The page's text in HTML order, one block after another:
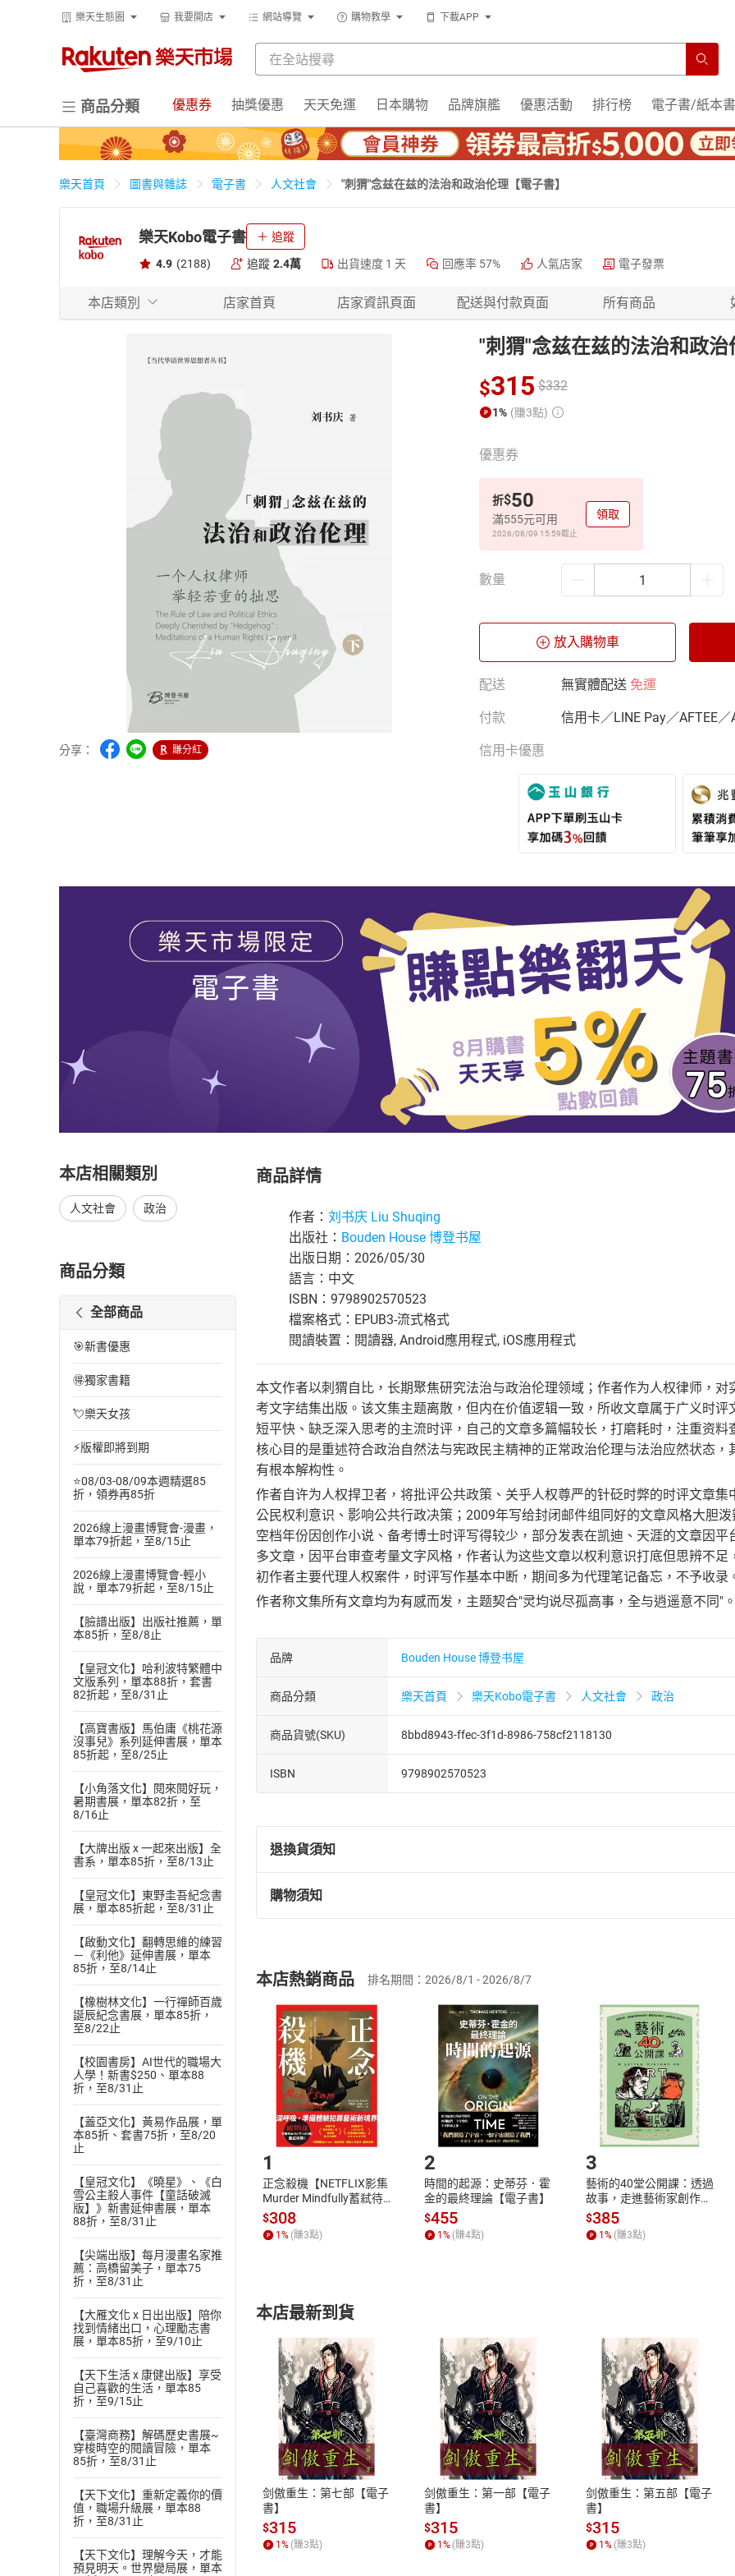
樂天生態圈 我要開店 網站導覽 購物教學 下載APP
商品分類 優惠券 抽獎優惠 天天免運 日本購物 品牌旗艦 優惠活動 排行榜 電子書/紙本書
樂天首頁 圖書與雜誌 電子書 人文社會 "刺猬"念兹在兹的法治和政治伦理【電子書】
樂天Kobo電子書 追蹤
4.9 (2188) 追蹤 2.4萬 出貨速度 1 天 回應率 57% 人氣店家 電子發票
本店類別 店家首頁 店家資訊頁面 配送與付款頁面 所有商品
分享： 賺分紅
"刺猬"念兹在兹的法治和政
$315 $332
1% (賺3點)
優惠券
折$50
滿555元可用
2026/08/09 15:59截止
領取
數量
放入購物車
配送 無實體配送 免運
付款 信用卡／LINE Pay／AFTEE／
信用卡優惠
本店相關類別
人文社會 政治
商品分類
全部商品
🎯新書優惠
🉐獨家書籍
💘樂天女孩
⚡版權即將到期
⭐08/03-08/09本週精選85
折，領券再85折
2026線上漫畫博覽會-漫畫，
單本79折起，至8/15止
2026線上漫畫博覽會-輕小
說，單本79折起，至8/15止
【臉譜出版】出版社推薦，單
本85折，至8/8止
【皇冠文化】哈利波特繁體中
文版系列，單本88折，套書
82折起，至8/31止
【高寶書版】馬伯庸《桃花源
沒事兒》系列延伸書展，單本
85折起，至8/25止
【小角落文化】閱來閱好玩，
暑期書展，單本82折，至
8/16止
【大牌出版 x 一起來出版】全
書系，單本85折，至8/13止
【皇冠文化】東野圭吾紀念書
展，單本85折起，至8/31止
【啟動文化】翻轉思維的練習
－《利他》延伸書展，單本
85折，至8/14止
【橡樹林文化】一行禪師百歲
誕辰紀念書展，單本85折，
至8/22止
【校園書房】AI世代的職場大
人學！新書$250、單本88
折，至8/31止
【蓋亞文化】黃易作品展，單
本85折、套書75折，至8/20
止
【皇冠文化】《曉星》、《白
雪公主殺人事件【童話破滅
版】》新書延伸書展，單本
88折，至8/31止
【尖端出版】每月漫畫名家推
薦：高橋留美子，單本75
折，至8/31止
【大雁文化 x 日出出版】陪你
找到情緒出口，心理勵志書
展，單本85折，至9/10止
【天下生活 x 康健出版】享受
自己喜歡的生活，單本85
折，至9/15止
【臺灣商務】解碼歷史書展~
穿梭時空的閱讀冒險，單本
85折，至8/31止
【天下文化】重新定義你的價
值，職場升級展，單本88
折，至8/31止
【天下文化】理解今天，才能
預見明天。世界變局展，單本
商品詳情
作者： 刘书庆 Liu Shuqing
出版社： Bouden House 博登书屋
出版日期：2026/05/30
語言：中文
ISBN：9798902570523
檔案格式：EPUB3-流式格式
閱讀裝置：閱讀器, Android應用程式, iOS應用程式
本文作者以刺猬自比，长期聚焦研究法治与政治伦理领域；作者作为人权律师，
考文字结集出版。该文集主题离散，但内在价值逻辑一致，所收文章属于广义时
短平快、缺乏深入思考的主流时评，自己的文章多篇幅较长，打磨耗时，注重资
核心目的是重述符合政治自然法与宪政民主精神的正常政治伦理与法治应然状态
有根本解构性。
作者自许为人权捍卫者，将批评公共政策、关乎人权尊严的针砭时弊的时评文章
公民权利意识、影响公共行政决策；2009年写给封闭邮件组同好的文章风格大胆
空档年份因创作小说、备考博士时评写得较少，部分发表在凯迪、天涯的文章因
多文章，因平台审查考量文字风格，作者认为这些文章以权利意识打底但思辨不
初作者主要代理人权案件，时评写作基本中断，期间多为代理笔记备忘，不予收录
作者称文集所有文章均为有感而发，主题契合"灵均说尽孤高事，全与逍遥意不同"
品牌 Bouden House 博登书屋
商品分類 樂天首頁 樂天Kobo電子書 人文社會 政治
商品貨號(SKU) 8bbd8943-ffec-3f1d-8986-758cf2118130
ISBN 9798902570523
退換貨須知
退換貨規定：
(一)依消費者保護法第19條第1項後段暨通訊交易解除權合理例外情事適用
(二)消費者訂購本店鋪之商品即代表知悉本店鋪所銷售之商品為電子書，
且已下載/存取電子書，不得請求退貨退款。
退貨方式：您欲取消訂單或辦理退貨時，請登入樂天市場，並於「我的訂單
貨」，本店鋪將依您的申請進行審核，待審核通過後將為您辦理退款事宜。
請注意，樂天市場須以整筆訂單為單位進行取消/退貨，恕無法以單支商品取
購物須知
挑選商品
Choose
放入購物車
Shopping cart
登入帳號
Login
購書後，如何開始使用？
Step1.選擇閱讀載具 Step2.登入
付款方式
ATM轉帳、信用卡、LINE PAY、AFTEE
退換貨規範
本店是否提供消費者保護法七日猶
之權利，遽消費者保護法及通訊交
除權合理例外情事適用準則，依商
質各有不同規定。詳細退換貨說明
照各商品說明。
本店熱銷商品 排名期間：2026/8/1 - 2026/8/7
1
正念殺機【NETFLIX影集
Murder Mindfully蓄弒待
發】【電子書】
$308
1% (賺3點)
2
時間的起源：史蒂芬．霍
金的最終理論【電子書】
$455
1% (賺4點)
3
藝術的40堂公開課：透過
故事，走進藝術家創作現
場，看藝術如何誕生、如
何形塑人類生活【電子
書】
$385
1% (賺3點)
本店最新到貨
剑傲重生：第七部【電子
書】
$315
1% (賺3點)
剑傲重生：第一部【電子
書】
$315
1% (賺3點)
剑傲重生：第五部【電子
書】
$315
1% (賺3點)